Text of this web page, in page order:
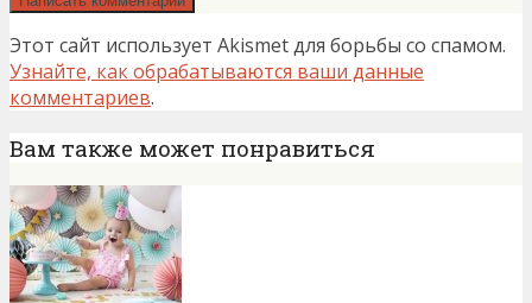
Этот сайт использует Akismet для борьбы со спамом.
Узнайте, как обрабатываются ваши данные
комментариев.
Вам также может понравиться